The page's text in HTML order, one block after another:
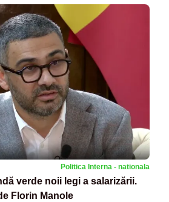
Politica Interna - nationala
verde noii legi a salarizării.
Florin Manole